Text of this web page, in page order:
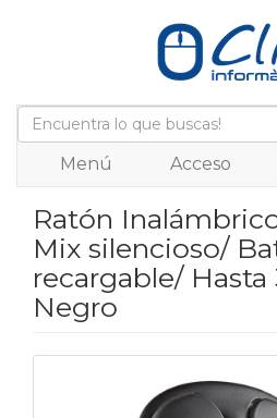
Menú Acceso
Ratón
Mix silencioso/
recargable/
Negro